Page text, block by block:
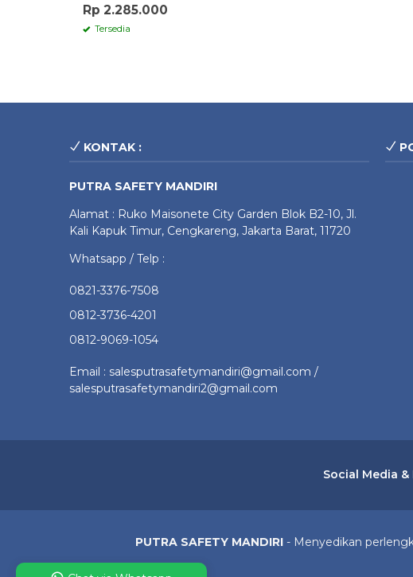
Rp 2.285.000
Tersedia
KONTAK :
PUTRA SAFETY MANDIRI
Alamat : Ruko Maisonete City Garden Blok B2-10, Jl.
Kali Kapuk Timur, Cengkareng, Jakarta Barat, 11720
Whatsapp / Telp :
0821-3376-7508
0812-3736-4201
0812-9069-1054
Email : salesputrasafetymandiri@gmail.com /
salesputrasafetymandiri2@gmail.com
Social Media
PUTRA SAFETY MANDIRI - Menyedikan